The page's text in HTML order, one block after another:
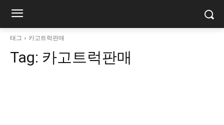
태그 카고트럭판매
Tag: 카고트럭판매